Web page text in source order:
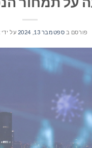
פורסם ב ספטמבר 13, 2024 על ידי